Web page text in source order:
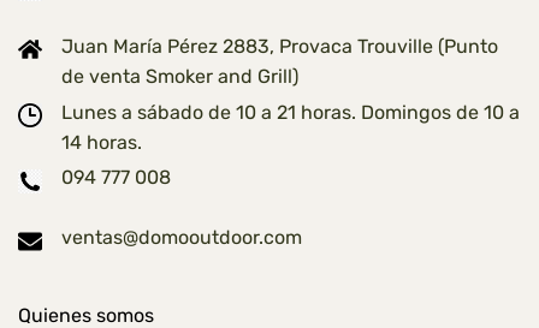
Juan María Pérez 2883, Provaca Trouville (Punto
de venta Smoker and Grill)
Lunes a sábado de 10 a 21 horas. Domingos de 10 a
14 horas.
094 777 008
ventas@domooutdoor.com
Quienes somos